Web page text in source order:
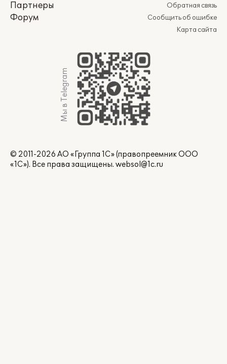
Партнеры
Форум
Обратная связь
Сообщить об ошибке
Карта сайта
Мы в Telegram
© 2011-2026 АО «Группа 1С» (правопреемник ООО
«1С»). Все права защищены. websol@1c.ru